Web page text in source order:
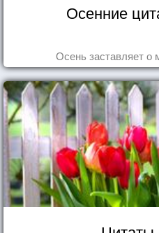
Осенние
Осень заставляет о